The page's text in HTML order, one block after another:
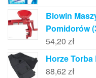
Biowin
Pomidorów
54,20 zł
Horze
88,62 zł